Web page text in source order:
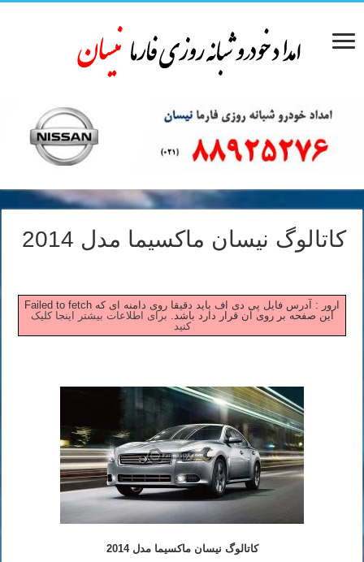
کاتالوگ نیسان ماکسیما مدل 2014
Failed to fetch ارور : آدرس فایل پی دی اف باید دقیقا روی دامنه ای که
این صفحه بر روی آن قرار دارد باشد. برای اطلاعات بیشتر اینجا کلیک
کنید
کاتالوگ نیسان ماکسیما مدل 2014